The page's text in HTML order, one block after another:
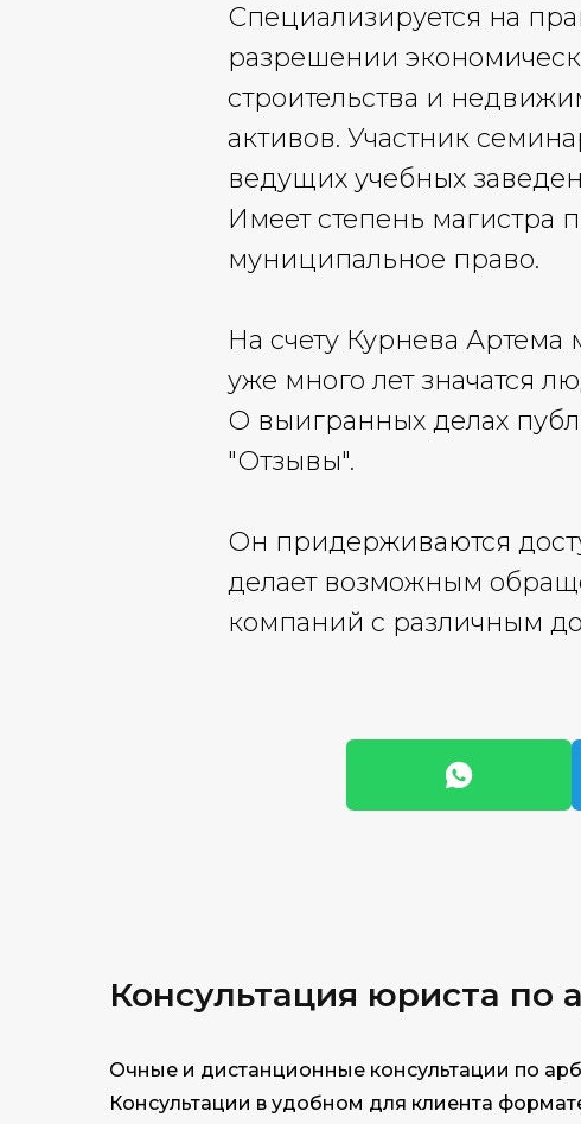
Специализируется на
разрешении
строительства и
активов. Участник
ведущих учебных
Имеет степень магистра
муниципальное право.
На счету Курнева
уже много лет значатся
О выигранных делах
"Отзывы".
Он придерживаются
делает возможным
компаний с различным
Консультация юриста
Очные и дистанционные консультации по
Консультации в удобном для клиента